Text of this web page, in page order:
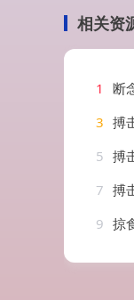
相关资
1 断
3 搏
5 搏
7 搏
9 掠食